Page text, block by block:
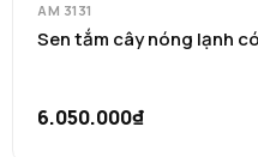
AM 3131
Sen tắm cây nóng lạnh
6.050.000₫